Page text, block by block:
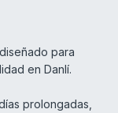
para
en Danlí.
prolongadas,